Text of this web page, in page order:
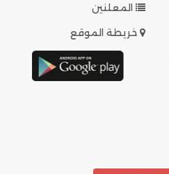
المعلنين
خريطة الموقع